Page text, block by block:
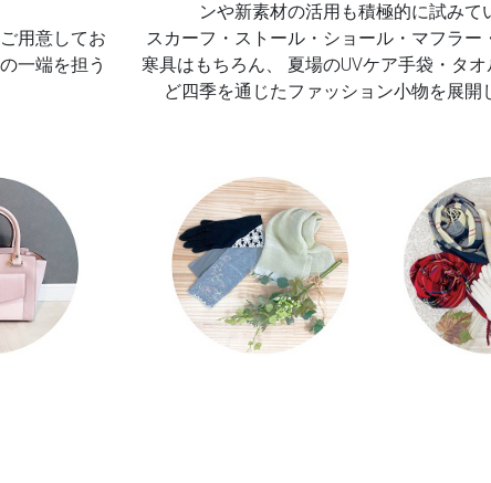
用意してお
一端を担う
ンや新素材の活用も積極的に試みて
スカーフ・ストール・ショール・マフラー
寒具はもちろん、 夏場のUVケア手袋・タ
ど四季を通じたファッション小物を展開